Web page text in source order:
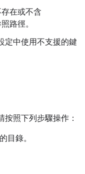
在或不含
路徑。
定中使用不支援的鍵
照下列步驟操作：
目錄。